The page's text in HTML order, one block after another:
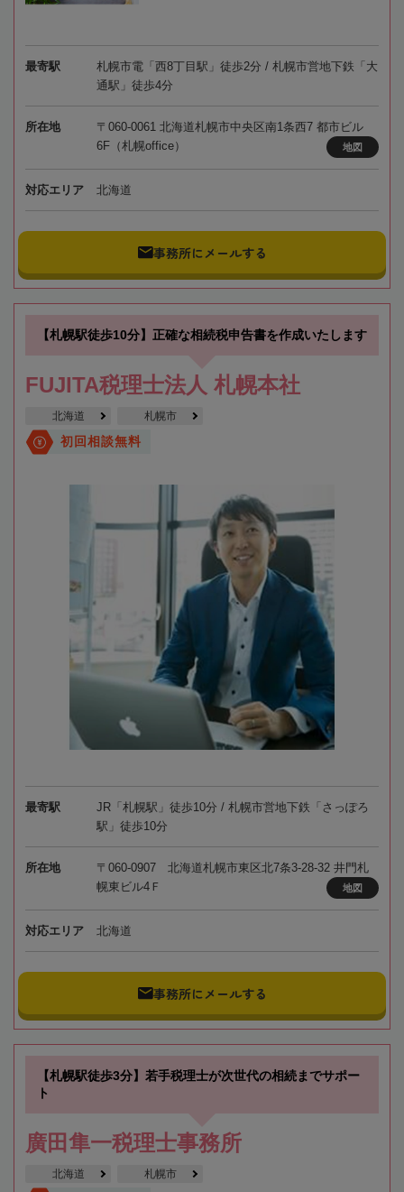
最寄駅
札幌市電「西8丁目駅」徒歩2分 / 札幌市営地下鉄「大
通駅」徒歩4分
所在地
〒060-0061 北海道札幌市中央区南1条西7 都市ビル
6F（札幌office）
地図
対応エリア 北海道
事務所にメールする
【札幌駅徒歩10分】正確な相続税申告書を作成いたします
FUJITA税理士法人 札幌本社
北海道 札幌市
初回相談無料
最寄駅
JR「札幌駅」徒歩10分 / 札幌市営地下鉄「さっぽろ
駅」徒歩10分
所在地
〒060-0907 北海道札幌市東区北7条3-28-32 井門札
幌東ビル4Ｆ
地図
対応エリア 北海道
事務所にメールする
【札幌駅徒歩3分】若手税理士が次世代の相続までサポー
ト
廣田隼一税理士事務所
北海道 札幌市